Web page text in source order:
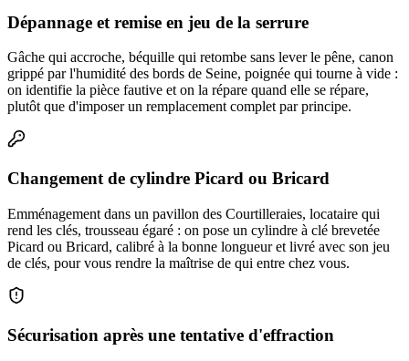
Dépannage et remise en jeu de la serrure
Gâche qui accroche, béquille qui retombe sans lever le pêne, canon
grippé par l'humidité des bords de Seine, poignée qui tourne à vide :
on identifie la pièce fautive et on la répare quand elle se répare,
plutôt que d'imposer un remplacement complet par principe.
Changement de cylindre Picard ou Bricard
Emménagement dans un pavillon des Courtilleraies, locataire qui
rend les clés, trousseau égaré : on pose un cylindre à clé brevetée
Picard ou Bricard, calibré à la bonne longueur et livré avec son jeu
de clés, pour vous rendre la maîtrise de qui entre chez vous.
Sécurisation après une tentative d'effraction